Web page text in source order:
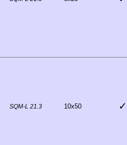
SQM-L 21.3 10x50 ✓